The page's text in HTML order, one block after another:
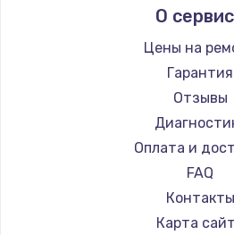
Ремонт разъема
1330
Заказать
Замена
2100 руб.
Заказать
Ремонт цепей
Ремонт
Ремонт
Ремонт
Ремонт
Ремонт
Ремонт
Ремонт
Ремонт
Ремонт
Ginzzu
Irbis
Kyocera
LeEco
OnePlus
teXet
Motorola
Prestigio
О
Цены на
Гарантия
Отзывы
Оплата и
FAQ
Контакты
Карта